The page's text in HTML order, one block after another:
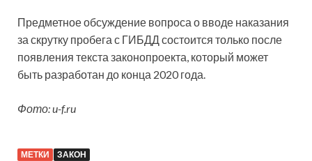
Предметное обсуждение вопроса о вводе наказания
за скрутку пробега с ГИБДД состоится только после
появления текста законопроекта, который может
быть разработан до конца 2020 года.
Фото: u-f.ru
МЕТКИ ЗАКОН